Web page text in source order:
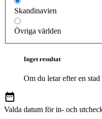
Skandinavien
Övriga världen
Inget resultat
Om du letar efter en
Valda datum för in- och